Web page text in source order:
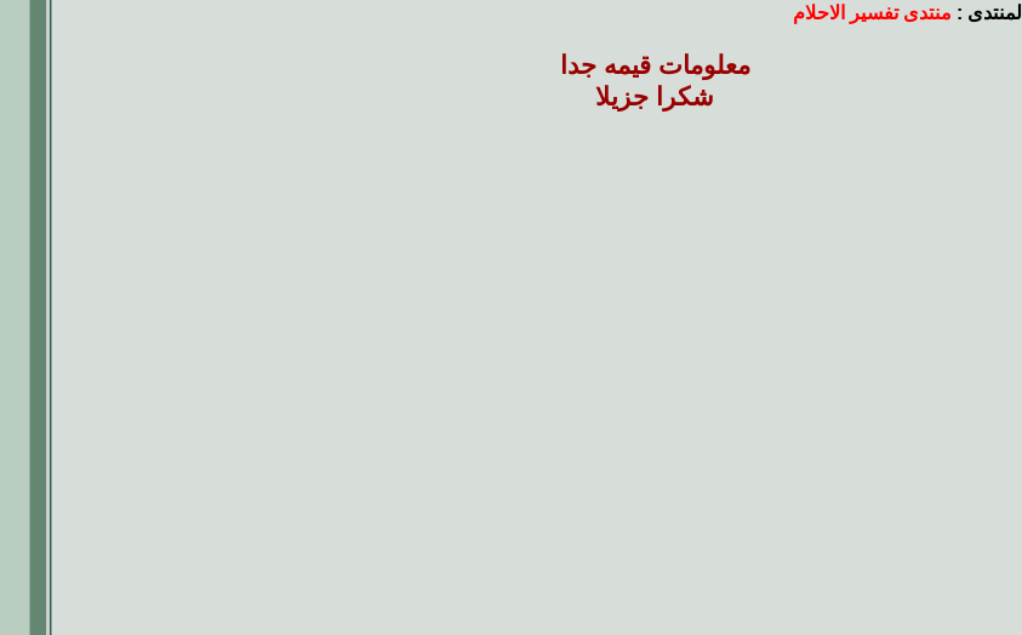
المنتدى : منتدى تفسير الاحلام
معلومات قيمه جدا
شكرا جزيلا